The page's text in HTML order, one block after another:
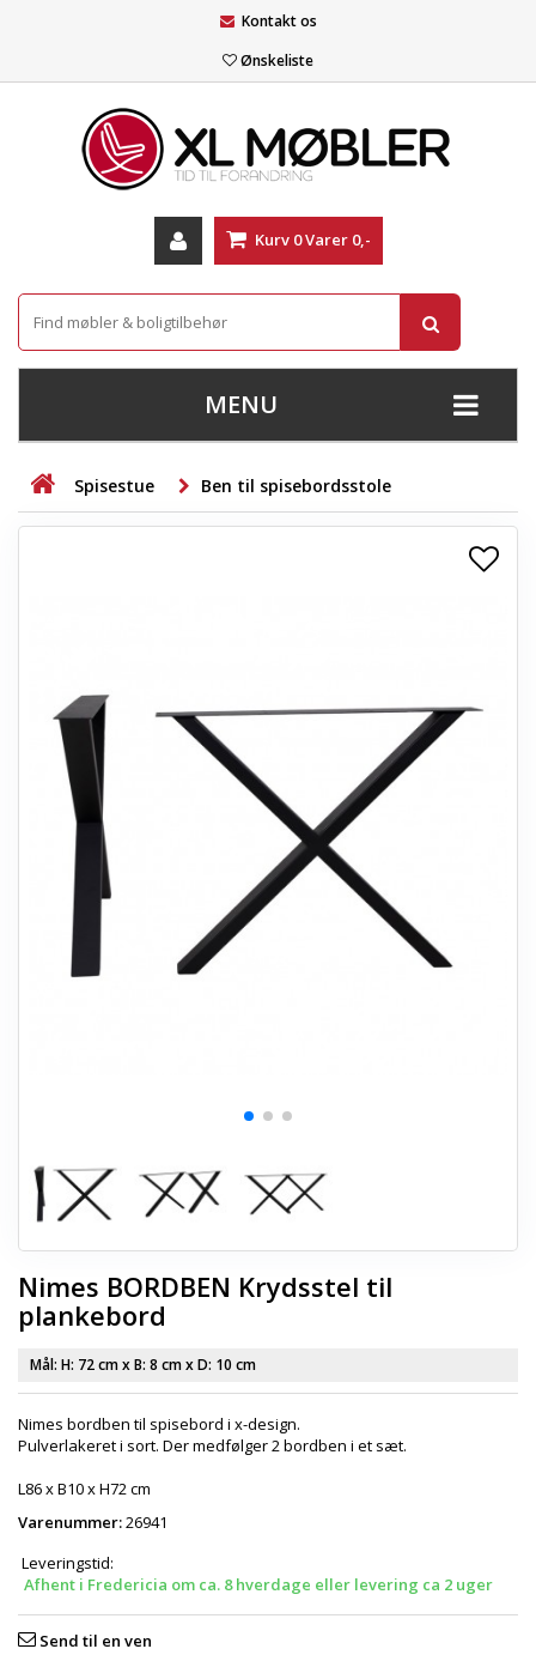
Kontakt os
Ønskeliste
Kurv 0Varer 0,-
MENU
+
STUE
+
OPBEVARING
TÆPPER
LAMPER
ENTREMØBLER
HAVEMØBLER
OUTLET
Spisestue Ben til spisebordsstole
Nimes BORDBEN Krydsstel til
plankebord
Mål: H: 72 cmx B: 8 cmx D: 10 cm
Nimes bordben til spisebord i x-design.
Pulverlakeret i sort. Der medfølger 2 bordben i et sæt.
L86 x B10 x H72 cm
Varenummer:26941
Leveringstid:
Afhent i Fredericia om ca. 8 hverdage eller levering ca 2 uger
Send til en ven